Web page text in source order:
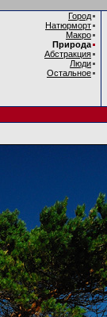
Город
Натюрморт
Макро
Природа
Абстракция
Люди
Остальное